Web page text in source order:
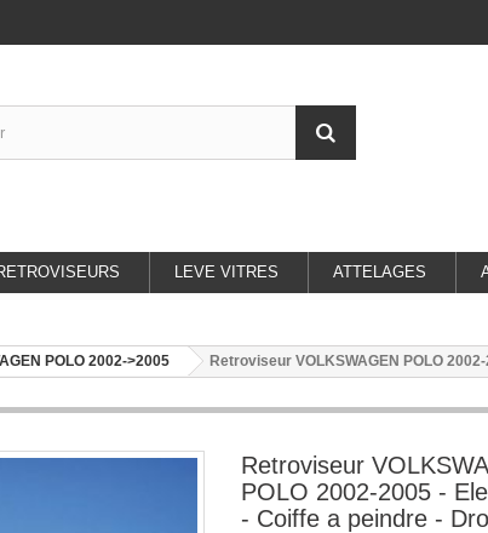
LEVE VITRES ATTELAGES
POLO 2002->2005 Retroviseur VOLKSWAGEN POLO
Retroviseur
POLO 2002-2005 -
- Coiffe a peindre -